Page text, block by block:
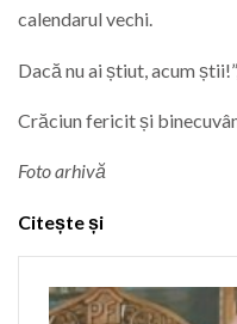
calendarul vechi.
Dacă nu ai știut, acum
Crăciun fericit și
Foto arhivă
Citește și